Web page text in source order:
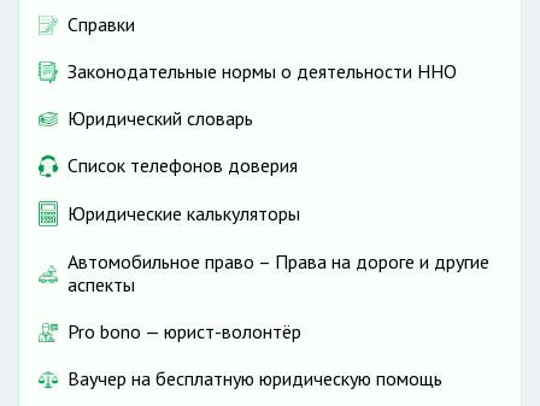
Справки
Законодательные нормы о деятельности ННО
Юридический словарь
Список телефонов доверия
Юридические калькуляторы
Автомобильное право – Права на дороге и другие
аспекты
Pro bono — юрист-волонтёр
Ваучер на бесплатную юридическую помощь